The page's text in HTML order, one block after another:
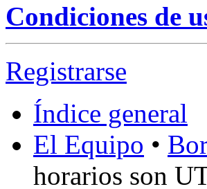
Condiciones de
Registrarse
Índice general
El Equipo •
horarios son